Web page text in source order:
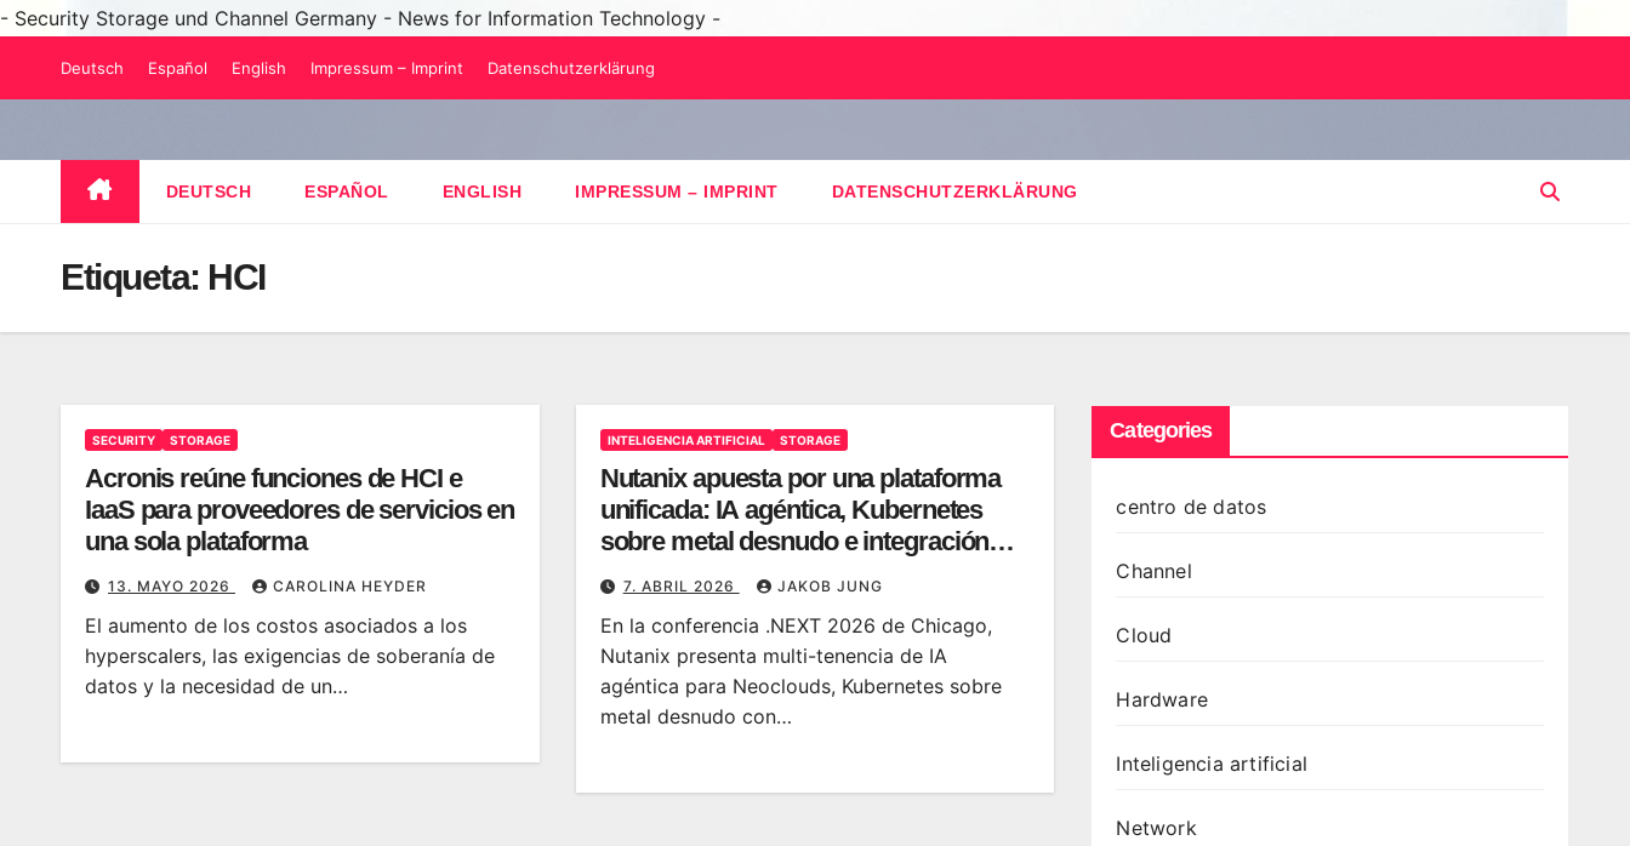
- Security Storage und Channel Germany - News for Information Technology -
Deutsch Español English Impressum – Imprint Datenschutzerklärung
DEUTSCH ESPAÑOL ENGLISH IMPRESSUM – IMPRINT DATENSCHUTZERKLÄRUNG
Etiqueta: HCI
SECURITY STORAGE
Acronis reúne funciones de HCI e
IaaS para proveedores de servicios en
una sola plataforma
13. MAYO 2026 CAROLINA HEYDER
El aumento de los costos asociados a los
hyperscalers, las exigencias de soberanía de
datos y la necesidad de un…
INTELIGENCIA ARTIFICIAL STORAGE
Nutanix apuesta por una plataforma
unificada: IA agéntica, Kubernetes
sobre metal desnudo e integración
con NetApp en el centro
7. ABRIL 2026 JAKOB JUNG
En la conferencia .NEXT 2026 de Chicago,
Nutanix presenta multi-tenencia de IA
agéntica para Neoclouds, Kubernetes sobre
metal desnudo con…
Categories
centro de datos
Channel
Cloud
Hardware
Inteligencia artificial
Network